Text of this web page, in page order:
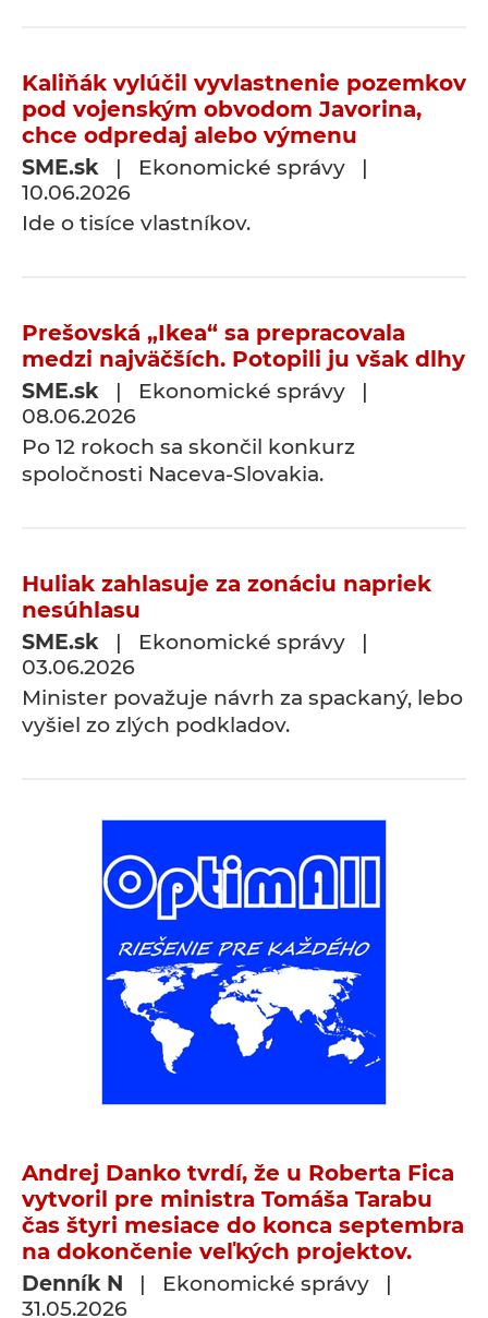
Kaliňák vylúčil vyvlastnenie pozemkov
pod vojenským obvodom Javorina,
chce odpredaj alebo výmenu
SME.sk | Ekonomické správy |
10.06.2026
Ide o tisíce vlastníkov.
Prešovská „Ikea“ sa prepracovala
medzi najväčších. Potopili ju však dlhy
SME.sk | Ekonomické správy |
08.06.2026
Po 12 rokoch sa skončil konkurz
spoločnosti Naceva-Slovakia.
Huliak zahlasuje za zonáciu napriek
nesúhlasu
SME.sk | Ekonomické správy |
03.06.2026
Minister považuje návrh za spackaný, lebo
vyšiel zo zlých podkladov.
Andrej Danko tvrdí, že u Roberta Fica
vytvoril pre ministra Tomáša Tarabu
čas štyri mesiace do konca septembra
na dokončenie veľkých projektov.
Denník N | Ekonomické správy |
31.05.2026